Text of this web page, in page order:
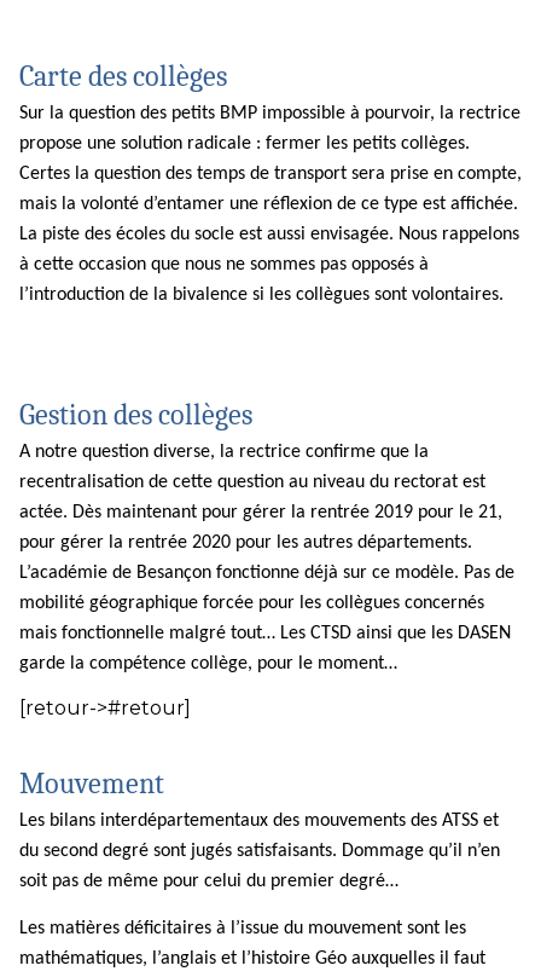
Carte des collèges
Sur la question des petits BMP impossible à pourvoir, la rectrice
propose une solution radicale : fermer les petits collèges.
Certes la question des temps de transport sera prise en compte,
mais la volonté d’entamer une réflexion de ce type est affichée.
La piste des écoles du socle est aussi envisagée. Nous rappelons
à cette occasion que nous ne sommes pas opposés à
l’introduction de la bivalence si les collègues sont volontaires.
Gestion des collèges
A notre question diverse, la rectrice confirme que la
recentralisation de cette question au niveau du rectorat est
actée. Dès maintenant pour gérer la rentrée 2019 pour le 21,
pour gérer la rentrée 2020 pour les autres départements.
L’académie de Besançon fonctionne déjà sur ce modèle. Pas de
mobilité géographique forcée pour les collègues concernés
mais fonctionnelle malgré tout… Les CTSD ainsi que les DASEN
garde la compétence collège, pour le moment…
[retour->#retour]
Mouvement
Les bilans interdépartementaux des mouvements des ATSS et
du second degré sont jugés satisfaisants. Dommage qu’il n’en
soit pas de même pour celui du premier degré…
Les matières déficitaires à l’issue du mouvement sont les
mathématiques, l’anglais et l’histoire Géo auxquelles il faut